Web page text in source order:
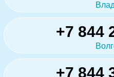
+7 844
+7 844